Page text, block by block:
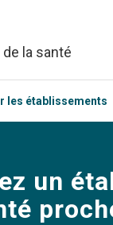
la santé
les établissements
un